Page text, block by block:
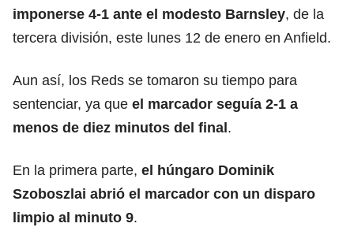
imponerse 4-1 ante el modesto Barnsley, de la
tercera división, este lunes 12 de enero en Anfield.
Aun así, los Reds se tomaron su tiempo para
sentenciar, ya que el marcador seguía 2-1 a
menos de diez minutos del final.
En la primera parte, el húngaro Dominik
Szoboszlai abrió el marcador con un disparo
limpio al minuto 9.